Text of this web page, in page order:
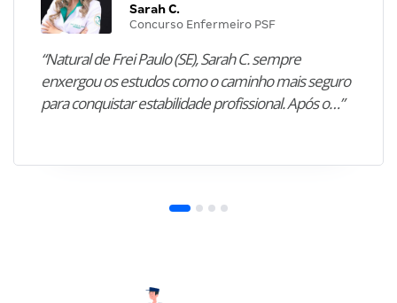
Sarah C.
Concurso Enfermeiro PSF
“Natural de Frei Paulo (SE), Sarah C. sempre
enxergou os estudos como o caminho mais seguro
para conquistar estabilidade profissional. Após o…”